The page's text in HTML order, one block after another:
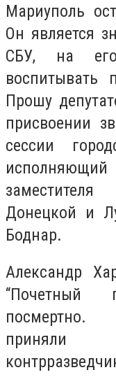
Мариуполь
Он является
СБУ, на
воспитывать
Прошу
присвоении
сессии
Донецкой и
Боднар.
Александр
“Почетный
посмертно.
приняли